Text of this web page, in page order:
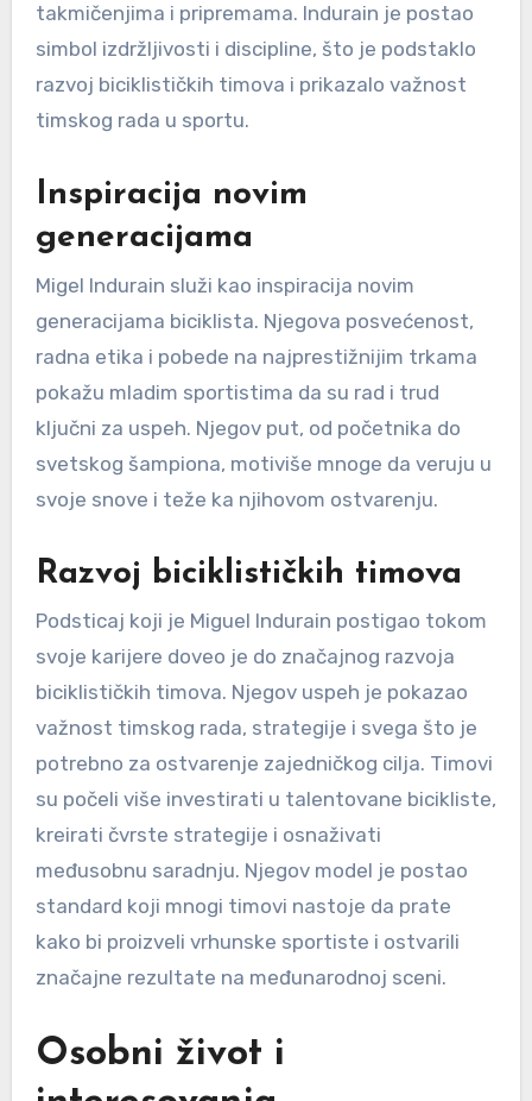
takmičenjima i pripremama. Indurain je postao
simbol izdržljivosti i discipline, što je podstaklo
razvoj biciklističkih timova i prikazalo važnost
timskog rada u sportu.
Inspiracija novim
generacijama
Migel Indurain služi kao inspiracija novim
generacijama biciklista. Njegova posvećenost,
radna etika i pobede na najprestižnijim trkama
pokažu mladim sportistima da su rad i trud
ključni za uspeh. Njegov put, od početnika do
svetskog šampiona, motiviše mnoge da veruju u
svoje snove i teže ka njihovom ostvarenju.
Razvoj biciklističkih timova
Podsticaj koji je Miguel Indurain postigao tokom
svoje karijere doveo je do značajnog razvoja
biciklističkih timova. Njegov uspeh je pokazao
važnost timskog rada, strategije i svega što je
potrebno za ostvarenje zajedničkog cilja. Timovi
su počeli više investirati u talentovane bicikliste,
kreirati čvrste strategije i osnaživati
međusobnu saradnju. Njegov model je postao
standard koji mnogi timovi nastoje da prate
kako bi proizveli vrhunske sportiste i ostvarili
značajne rezultate na međunarodnoj sceni.
Osobni život i